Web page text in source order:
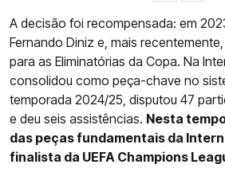
A decisão foi recompensada: em
Fernando Diniz e, mais
para as Eliminatórias da Copa. Na
consolidou como peça-chave no
temporada 2024/25, disputou 47
e deu seis assistências. Nesta
das peças fundamentais da
finalista da UEFA Champions